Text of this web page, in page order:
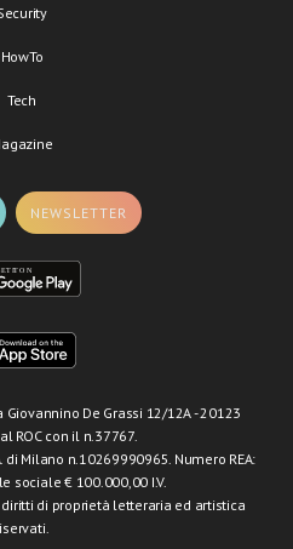
HowTo
Tech
NEWSLETTER
Giovannino De Grassi 12/12A - 20123
ROC con il n.37767.
di Milano n.10269990965. Numero REA:
sociale € 100.000,00 I.V.
di proprietà letteraria ed artistica